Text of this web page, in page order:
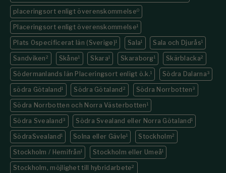
placeringsort enligt överenskommelse0
Placeringsort enligt överenskommelse1
Plats Ospecificerat län (Sverige)1 Sala1 Sala och Djurås1
Sandviken 2 Skåne1 Skara1 Skaraborg1 Skärblacka2
Södermanlands län Placeringsort enligt ö.k.1 Södra Dalarna 3
södra Götaland1 Södra Götaland 2 Södra Norrbotten 3
Södra Norrbotten och Norra Västerbotten 1
Södra Svealand 3 Södra Svealand eller Norra Götaland 1
SödraSvealand 1 Solna eller Gävle1 Stockholm2
Stockholm / Hemifrån1 Stockholm eller Umeå1
Stockholm, möjlighet till hybridarbete2